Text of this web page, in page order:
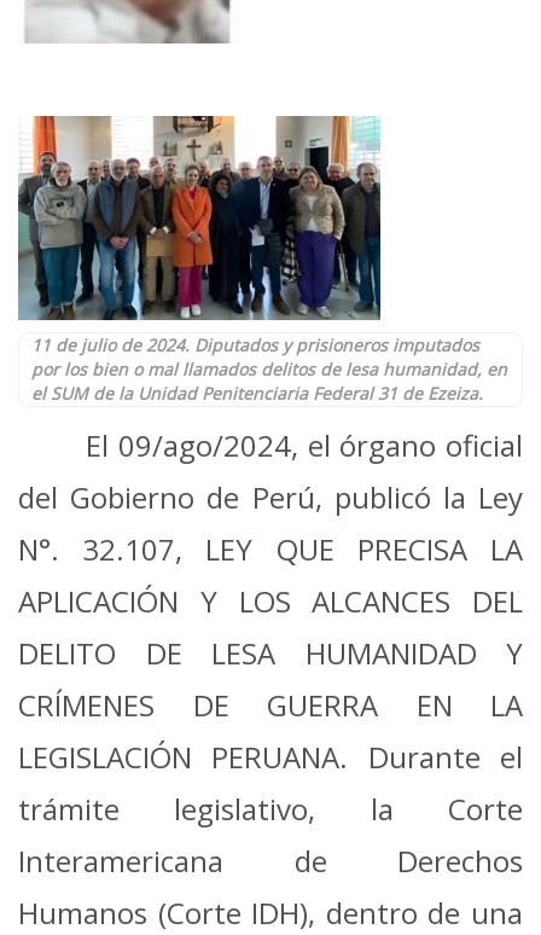
11 de julio de 2024. Diputados y prisioneros imputados
por los bien o mal llamados delitos de lesa humanidad, en
el SUM de la Unidad Penitenciaria Federal 31 de Ezeiza.
El 09/ago/2024, el órgano oficial
del Gobierno de Perú, publicó la Ley
N°. 32.107, LEY QUE PRECISA LA
APLICACIÓN Y LOS ALCANCES DEL
DELITO DE LESA HUMANIDAD Y
CRÍMENES DE GUERRA EN LA
LEGISLACIÓN PERUANA. Durante el
trámite legislativo, la Corte
Interamericana de Derechos
Humanos (Corte IDH), dentro de una